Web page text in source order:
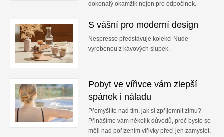
dokonalý okamžik nejen pro odpočinek.
S vášní pro moderní design
Nespresso představuje kolekci Nude
vyrobenou z kávových slupek.
Pobyt ve vířivce vám zlepší
spánek i náladu
Přemýšlíte nad tím, jak si zpříjemnit zimu?
Přinášíme vám několik důvodů, proč byste se
měli nad pořízením vířivky přeci jen zamyslet.